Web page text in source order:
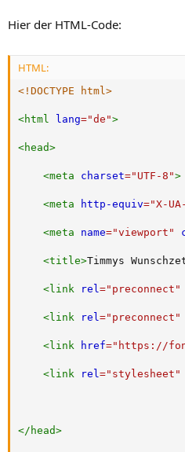
Hier der HTML-Code:
HTML:
<!DOCTYPE html>
<html lang="de ">
<head>
<meta charset=" UTF-8 ">
<meta http-equiv="X-
<meta name="viewport "
<title>Timmys
<link rel=" preconnect "
<link rel=" preconnect "
<link href=" https://
<link rel=" stylesheet "
</ head>